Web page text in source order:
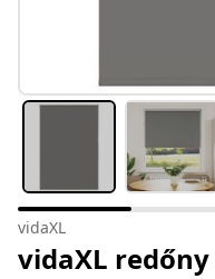
vidaXL
vidaXL